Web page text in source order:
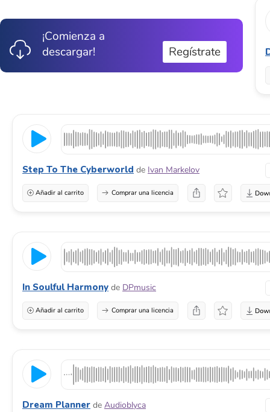
¡Comienza a
descargar!
Regístrate
Step To The Cyberworld de Ivan Markelov
Añadir al carrito Comprar una licencia
In Soulful Harmony de DPmusic
Añadir al carrito Comprar una licencia
Dream Planner de Audioblyca